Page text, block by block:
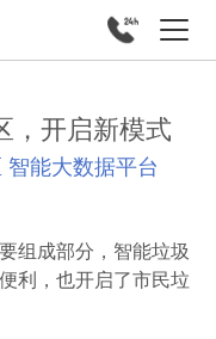
，开启新模式
智能大数据平台
成部分，智能垃圾
利，也开启了市民垃